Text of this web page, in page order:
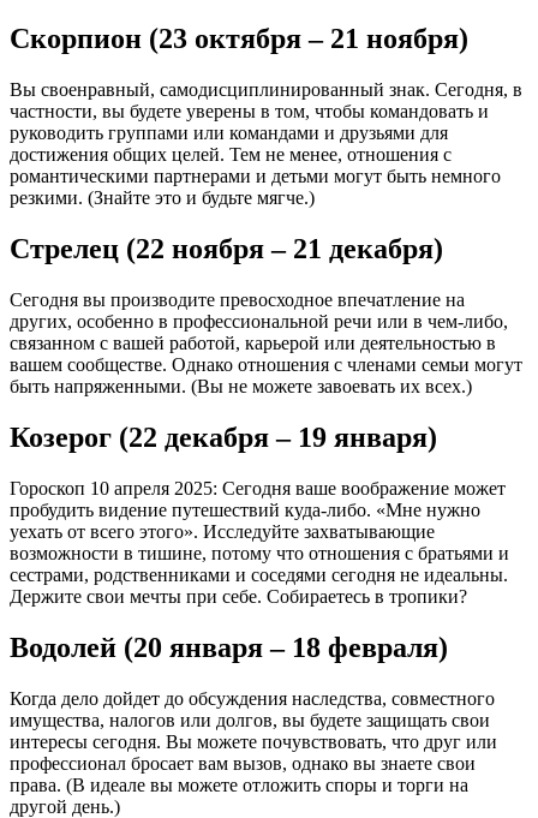
Скорпион (23 октября – 21 ноября)
Вы своенравный, самодисциплинированный знак. Сегодня, в
частности, вы будете уверены в том, чтобы командовать и
руководить группами или командами и друзьями для
достижения общих целей. Тем не менее, отношения с
романтическими партнерами и детьми могут быть немного
резкими. (Знайте это и будьте мягче.)
Стрелец (22 ноября – 21 декабря)
Сегодня вы производите превосходное впечатление на
других, особенно в профессиональной речи или в чем-либо,
связанном с вашей работой, карьерой или деятельностью в
вашем сообществе. Однако отношения с членами семьи могут
быть напряженными. (Вы не можете завоевать их всех.)
Козерог (22 декабря – 19 января)
Гороскоп 10 апреля 2025: Сегодня ваше воображение может
пробудить видение путешествий куда-либо. «Мне нужно
уехать от всего этого». Исследуйте захватывающие
возможности в тишине, потому что отношения с братьями и
сестрами, родственниками и соседями сегодня не идеальны.
Держите свои мечты при себе. Собираетесь в тропики?
Водолей (20 января – 18 февраля)
Когда дело дойдет до обсуждения наследства, совместного
имущества, налогов или долгов, вы будете защищать свои
интересы сегодня. Вы можете почувствовать, что друг или
профессионал бросает вам вызов, однако вы знаете свои
права. (В идеале вы можете отложить споры и торги на
другой день.)